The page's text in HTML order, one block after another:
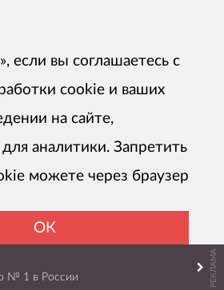
№ 1 в России
РЕКЛАМА
если вы соглашаетесь с
cookie и ваших
на сайте,
аналитики. Запретить
можете через браузер
ОК